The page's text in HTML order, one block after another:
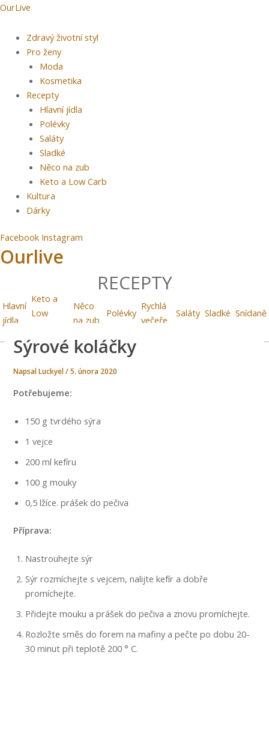
Přeskočit
obsah
OurLive
Menu
Zdravý životní styl
Pro ženy
Moda
Kosmetika
Recepty
Hlavní jídla
Polévky
Saláty
Sladké
Něco na zub
Keto a Low Carb
Kultura
Dárky
Facebook Instagram
Ourlive
RECEPTY
Hlavní
jídla
Keto a
Low
Něco
na zub
Polévky
Rychlá
večeře
Saláty Sladké Snídaně
Sýrové koláčky
NapsalLuckyel/5. února 2020
Potřebujeme:
150 g tvrdého sýra
1 vejce
200 ml kefíru
100 g mouky
0,5 lžíce. prášek do pečiva
Příprava:
Nastrouhejte sýr
Sýr rozmíchejte s vejcem, nalijte kefír a dobře
promíchejte.
Přidejte mouku a prášek do pečiva a znovu promíchejte.
Rozložte směs do forem na mafiny a pečte po dobu 20-
30 minut při teplotě 200 ° C.
Post